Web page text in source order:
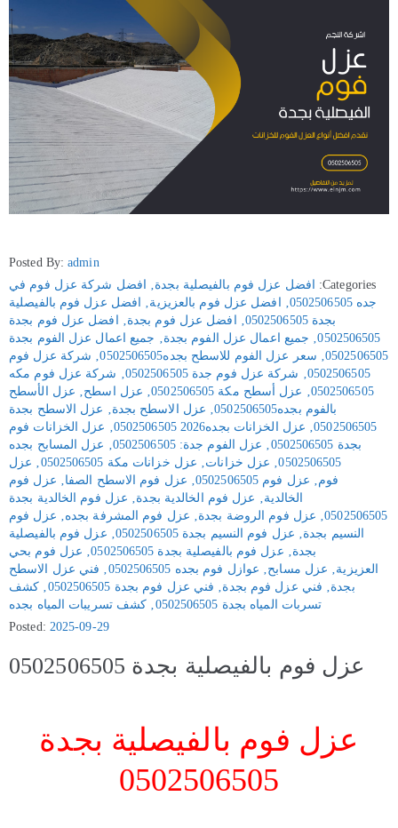
Posted By:admin
Categories:
افضل عزل فوم بالفيصلية بجدة‚
افضل شركة عزل فوم في
جده 0502506505
‚ افضل عزل فوم بالعزيزية‚
افضل عزل فوم بالفيصلية
بجدة 0502506505
‚ افضل عزل فوم بجدة‚
افضل عزل فوم بجدة
0502506505
‚ جميع اعمال عزل الفوم بجدة‚ جميع اعمال عزل الفوم بجدة
0502506505
‚ سعر عزل الفوم للاسطح بجده0502506505 ‚ شركة عزل فوم
0502506505
‚ شركة عزل فوم جدة 0502506505 ‚ شركة عزل فوم مكه
0502506505
‚ عزل أسطح مكة 0502506505 ‚ عزل اسطح‚ عزل الأسطح
بالفوم بجده0502506505
‚ عزل الاسطح بجدة‚ عزل الاسطح بجدة
0502506505
‚ عزل الخزانات بجده2026 0502506505 ‚ عزل الخزانات فوم
بجدة 0502506505
‚ عزل الفوم جدة: 0502506505 ‚ عزل المسابح بجده
0502506505
‚ عزل خزانات‚ عزل خزانات مكة 0502506505 ‚ عزل
فوم‚ عزل فوم 0502506505 ‚ عزل فوم الاسطح الصفا‚ عزل فوم
الخالدية‚ عزل فوم الخالدية بجدة‚ عزل فوم الخالدية بجدة
0502506505
‚ عزل فوم الروضة بجدة‚ عزل فوم المشرفة بجده‚ عزل فوم
النسيم بجدة‚ عزل فوم النسيم بجدة 0502506505 ‚ عزل فوم بالفيصلية
بجدة‚ عزل فوم بالفيصلية بجدة 0502506505 ‚ عزل فوم بحي
العزيزية‚ عزل مسابح‚ عوازل فوم بجده 0502506505 ‚ فني عزل الاسطح
بجدة‚ فني عزل فوم بجدة‚ فني عزل فوم بجدة 0502506505 ‚ كشف
تسربات المياه بجدة 0502506505
‚ كشف تسريبات المياه بجده
Posted: 2025-09-29
عزل فوم بالفيصلية بجدة 0502506505
عزل فوم بالفيصلية بجدة
0502506505